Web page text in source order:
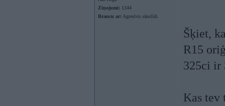
Ziņojumi: 1344
Braucu ar: Agresīvu sānslīdi
Šķiet,
R15
325ci ir
Kas tev